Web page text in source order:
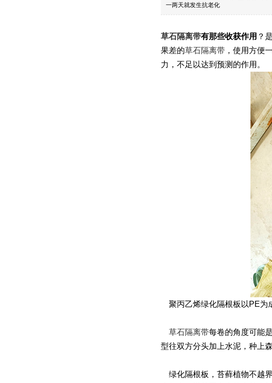
一两天就发生抗老化
草石隔离带有那些收获作用 ？
果差的草石隔离带，使用方便
力，不足以达到预测的作用。
聚丙乙烯绿化隔根板以PE为
草石隔离带每卷的角度可能
型往双方分头加上水泥，种上
绿化隔根板，苔藓植物不越